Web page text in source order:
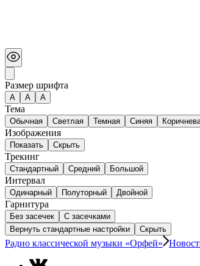
Размер шрифта
А A A
Тема
Обычная Светлая Темная Синяя
Изображения
Показать Скрыть
Трекинг
Стандартный Средний Большой
Интервал
Одинарный Полуторный Двойной
Гарнитура
Без засечек
С засечками
Вернуть стандартные настройки
Скрыть
Радио классической музыки «Орфей»